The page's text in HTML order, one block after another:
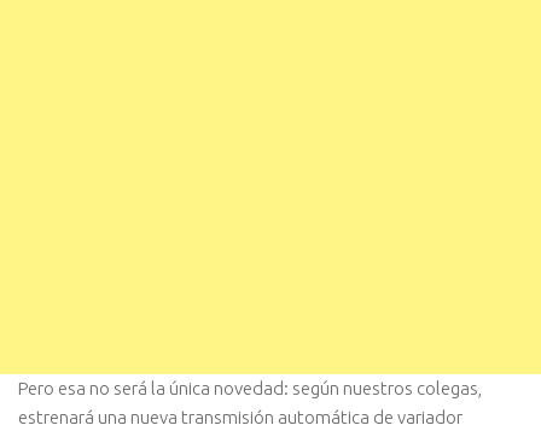
Pero esa no será la única novedad: según nuestros colegas,
estrenará una nueva transmisión automática de variador